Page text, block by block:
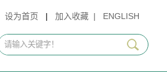
设为首页 | 加入收藏 | ENGLISH